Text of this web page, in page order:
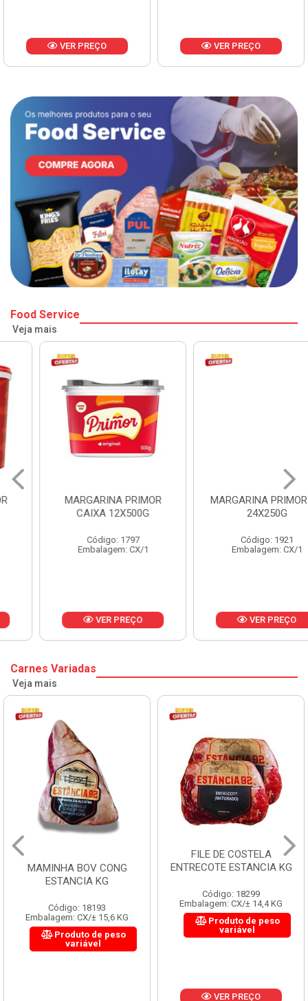
VER PREÇO VER PREÇO
Food Service
Veja mais
MARGARINA PRIMOR
CAIXA 12X500G
Código: 1797
Embalagem: CX/1
VER PREÇO
MARGARINA PRIMOR CX
24X250G
Código: 1921
Embalagem: CX/1
VER PREÇO
Carnes Variadas
Veja mais
ENTRECOTE ESTANCIA KG
Embalagem: CX/± 14,4 KG
Produto de peso
variável
CUPIM BOV
KG
Código:
Embalagem: CX/±
Produto de
variável